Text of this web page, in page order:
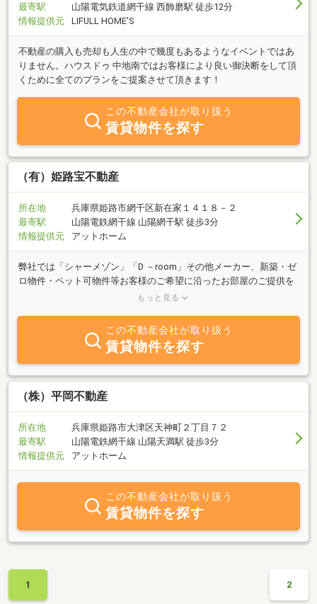
最寄駅
山陽電気鉄道網干線 西飾磨駅 徒歩12分
情報提供元
LIFULL HOME'S
不動産の購入も売却も人生の中で幾度もあるようなイベントではあ
りません。ハウスドゥ 中地南ではお客様により良い御決断をして頂
くために全てのプランをご提案させて頂きます！
この不動産会社が取り扱う
賃貸物件を探す
（有）姫路宝不動産
所在地
兵庫県姫路市網干区新在家１４１８－２
最寄駅
山陽電鉄網干線 山陽網干駅 徒歩3分
情報提供元
アットホーム
弊社では「シャーメゾン」「D －room」その他メーカー、新築・ゼ
ロ物件・ペット可物件等お客様のご希望に沿ったお部屋のご提供を
させて頂いております。 是非、一度お越しください。スタッフ一同
もっと見る
この不動産会社が取り扱う
賃貸物件を探す
（株）平岡不動産
所在地
兵庫県姫路市大津区天神町２丁目７２
最寄駅
山陽電鉄網干線 山陽天満駅 徒歩3分
情報提供元
アットホーム
この不動産会社が取り扱う
賃貸物件を探す
1 2